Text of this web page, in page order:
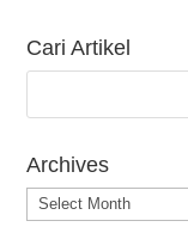
Cari Artikel
Archives
Archives